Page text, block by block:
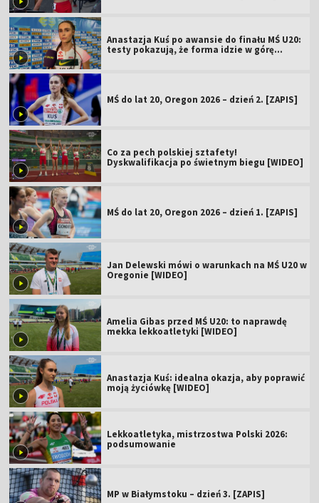
Anastazja Kuś po awansie do finału MŚ U20:
testy pokazują, że forma idzie w górę
MŚ do lat 20, Oregon 2026 – dzień 2. [ZAPIS]
Co za pech polskiej sztafety!
Dyskwalifikacja po świetnym biegu [WIDEO]
MŚ do lat 20, Oregon 2026 – dzień 1. [ZAPIS]
Jan Delewski mówi o warunkach na MŚ U20 w
Oregonie [WIDEO]
Amelia Gibas przed MŚ U20: to naprawdę
mekka lekkoatletyki [WIDEO]
Anastazja Kuś: idealna okazja, aby poprawić
moją życiówkę [WIDEO]
Lekkoatletyka, mistrzostwa Polski 2026:
podsumowanie
MP w Białymstoku – dzień 3. [ZAPIS]